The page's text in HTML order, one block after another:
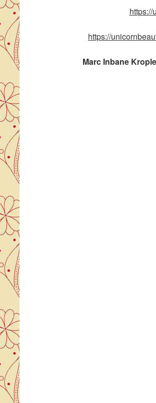
https://
https://
Marc Inbane